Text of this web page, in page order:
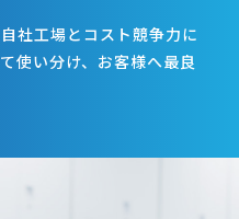
社工場とコスト競争力に
使い分け、お客様へ最良